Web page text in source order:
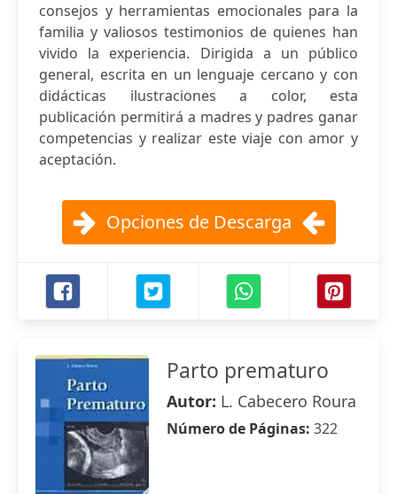
consejos y herramientas emocionales para la
familia y valiosos testimonios de quienes han
vivido la experiencia. Dirigida a un público
general, escrita en un lenguaje cercano y con
didácticas ilustraciones a color, esta
publicación permitirá a madres y padres ganar
competencias y realizar este viaje con amor y
aceptación.
Opciones de Descarga
Parto prematuro
Autor: L. Cabecero Roura
Número de Páginas: 322